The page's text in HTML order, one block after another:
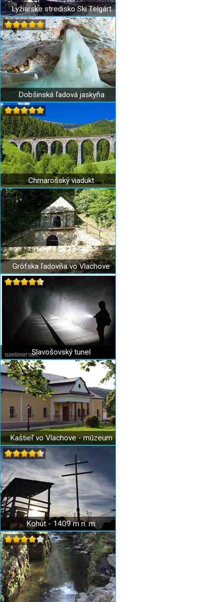
Lyžiarske stredisko Ski Telgárt
Dobšinská ľadová jaskyňa
Chmarošský viadukt
Grófska ľadovňa vo Vlachove
Slavošovský tunel
Kaštieľ vo Vlachove - múzeum
Kohút - 1409 m n. m.